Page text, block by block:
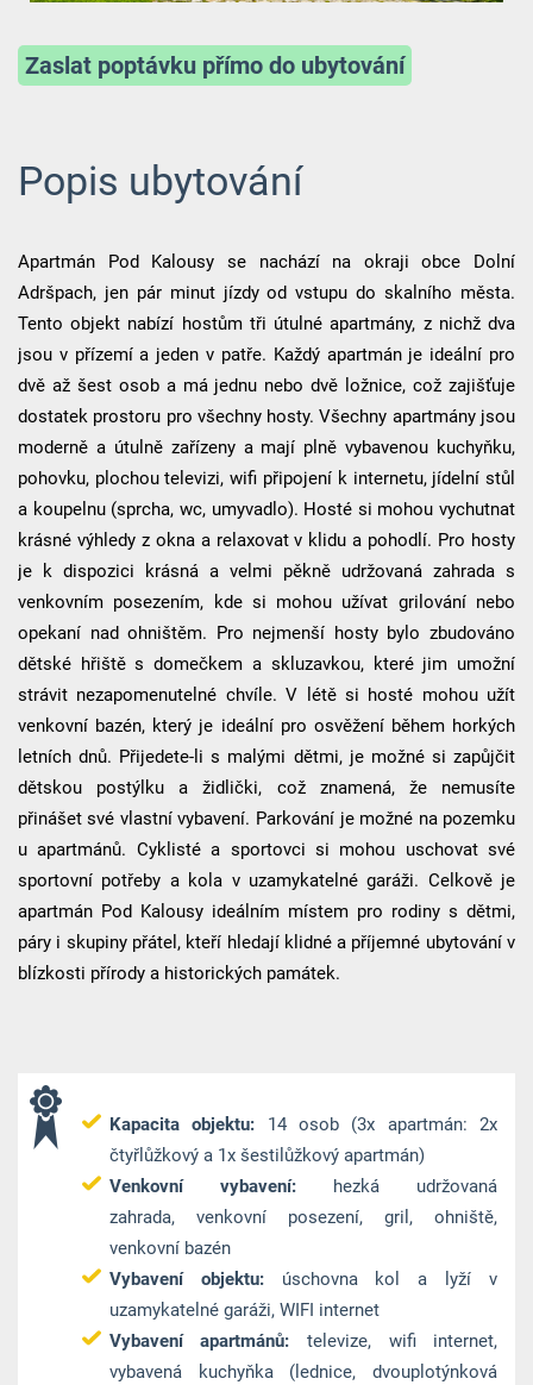
Zaslat poptávku přímo do ubytování
Popis ubytování
Apartmán Pod Kalousy se nachází na okraji obce Dolní
Adršpach, jen pár minut jízdy od vstupu do skalního města.
Tento objekt nabízí hostům tři útulné apartmány, z nichž dva
jsou v přízemí a jeden v patře. Každý apartmán je ideální pro
dvě až šest osob a má jednu nebo dvě ložnice, což zajišťuje
dostatek prostoru pro všechny hosty. Všechny apartmány jsou
moderně a útulně zařízeny a mají plně vybavenou kuchyňku,
pohovku, plochou televizi, wifi připojení k internetu, jídelní stůl
a koupelnu (sprcha, wc, umyvadlo). Hosté si mohou vychutnat
krásné výhledy z okna a relaxovat v klidu a pohodlí. Pro hosty
je k dispozici krásná a velmi pěkně udržovaná zahrada s
venkovním posezením, kde si mohou užívat grilování nebo
opekaní nad ohništěm. Pro nejmenší hosty bylo zbudováno
dětské hřiště s domečkem a skluzavkou, které jim umožní
strávit nezapomenutelné chvíle. V létě si hosté mohou užít
venkovní bazén, který je ideální pro osvěžení během horkých
letních dnů. Přijedete-li s malými dětmi, je možné si zapůjčit
dětskou postýlku a židlički, což znamená, že nemusíte
přinášet své vlastní vybavení. Parkování je možné na pozemku
u apartmánů. Cyklisté a sportovci si mohou uschovat své
sportovní potřeby a kola v uzamykatelné garáži. Celkově je
apartmán Pod Kalousy ideálním místem pro rodiny s dětmi,
páry i skupiny přátel, kteří hledají klidné a příjemné ubytování v
blízkosti přírody a historických památek.
Kapacita objektu: 14 osob (3x apartmán: 2x
čtyřlůžkový a 1x šestilůžkový apartmán)
Venkovní vybavení: hezká udržovaná
zahrada, venkovní posezení, gril, ohniště,
venkovní bazén
Vybavení objektu: úschovna kol a lyží v
uzamykatelné garáži, WIFI internet
Vybavení apartmánů: televize, wifi internet,
vybavená kuchyňka (lednice, dvouplotýnková